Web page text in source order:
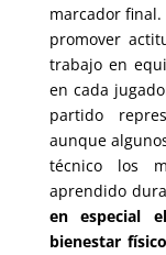
marcador final.
promover
trabajo en
en cada
partido
aunque
técnico los
aprendido
en especial
bienestar